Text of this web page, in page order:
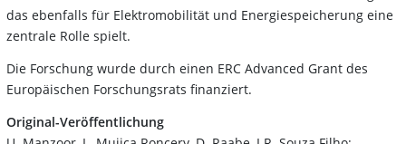
das ebenfalls für Elektromobilität und Energiespeicherung eine
zentrale Rolle spielt.
Die Forschung wurde durch einen ERC Advanced Grant des
Europäischen Forschungsrats finanziert.
Original-Veröffentlichung